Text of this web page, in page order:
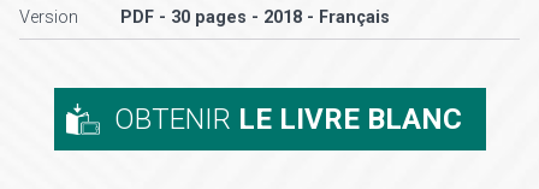
Version PDF - 30 pages - 2018 - Français
OBTENIR LE LIVRE BLANC